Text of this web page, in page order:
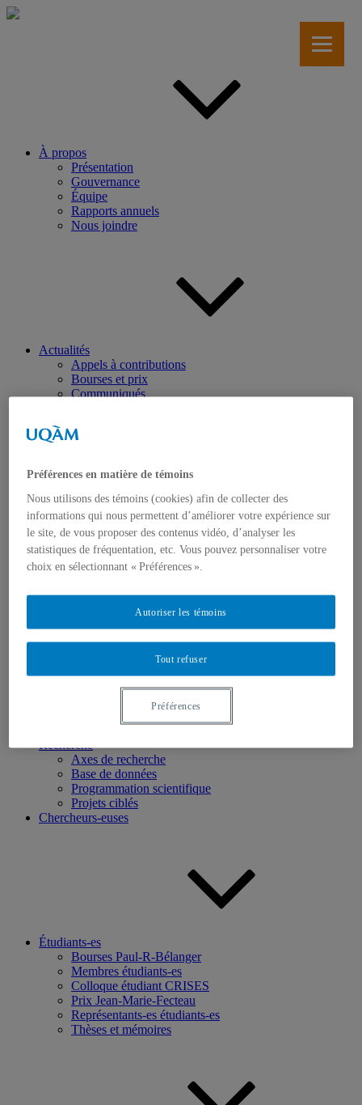
Aller
À propos
Présentation
Gouvernance
Équipe
Rapports annuels
Nous joindre
Actualités
Appels à contributions
Bourses et prix
Communiqués
Activités
Événements à venir
Perspectives et dialogue
Vidéos et baladodiffusions
Recherche
Axes de recherche
Base de données
Programmation scientifique
Projets ciblés
Chercheurs-euses
Étudiants-es
Bourses Paul-R-Bélanger
Membres étudiants-es
Colloque étudiant CRISES
Prix Jean-Marie-Fecteau
Représentants-es étudiants-es
Thèses et mémoires
Préférences en matière de témoins
Nous utilisons des témoins (cookies) afin de collecter des
informations qui nous permettent d’améliorer votre expérience sur
le site, de vous proposer des contenus vidéo, d’analyser les
statistiques de fréquentation, etc. Vous pouvez personnaliser votre
choix en sélectionnant « Préférences ».
Tout refuser
Autoriser les témoins
Préférences